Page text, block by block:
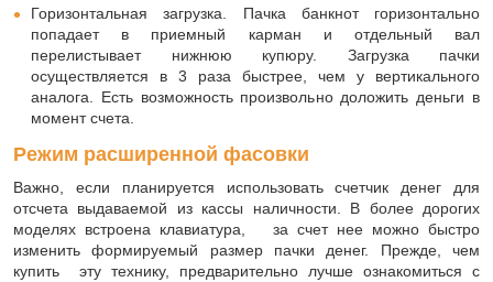
Горизонтальная загрузка. Пачка банкнот горизонтально
попадает в приемный карман и отдельный вал
перелистывает нижнюю купюру. Загрузка пачки
осуществляется в 3 раза быстрее, чем у вертикального
аналога. Есть возможность произвольно доложить деньги в
момент счета.
Режим расширенной фасовки
Важно, если планируется использовать счетчик денег для
отсчета выдаваемой из кассы наличности. В более дорогих
моделях встроена клавиатура, за счет нее можно быстро
изменить формируемый размер пачки денег. Прежде, чем
купить эту технику, предварительно лучше ознакомиться с